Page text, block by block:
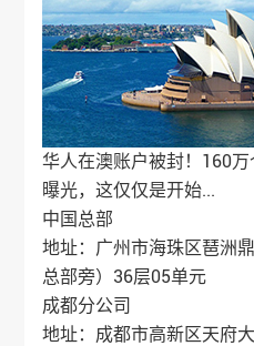
华人在澳账户被封！160
曝光，这仅仅是开始...
中国总部
地址：广州市海珠区琶洲
总部旁）36层05单元
成都分公司
地址：成都市高新区天府